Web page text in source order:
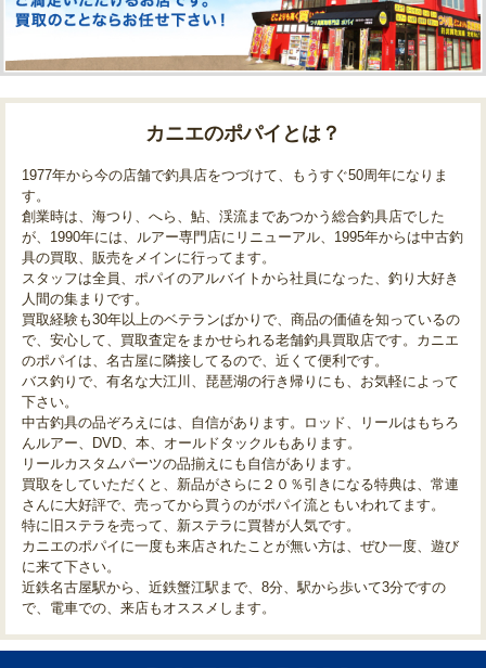
カニエのポパイとは？
1977年から今の店舗で釣具店をつづけて、もうすぐ50周年になりま
す。
創業時は、海つり、へら、鮎、渓流まであつかう総合釣具店でした
が、1990年には、ルアー専門店にリニューアル、1995年からは中古釣
具の買取、販売をメインに行ってます。
スタッフは全員、ポパイのアルバイトから社員になった、釣り大好き
人間の集まりです。
買取経験も30年以上のベテランばかりで、商品の価値を知っているの
で、安心して、買取査定をまかせられる老舗釣具買取店です。カニエ
のポパイは、名古屋に隣接してるので、近くて便利です。
バス釣りで、有名な大江川、琵琶湖の行き帰りにも、お気軽によって
下さい。
中古釣具の品ぞろえには、自信があります。ロッド、リールはもちろ
んルアー、DVD、本、オールドタックルもあります。
リールカスタムパーツの品揃えにも自信があります。
買取をしていただくと、新品がさらに２０％引きになる特典は、常連
さんに大好評で、売ってから買うのがポパイ流ともいわれてます。
特に旧ステラを売って、新ステラに買替が人気です。
カニエのポパイに一度も来店されたことが無い方は、ぜひ一度、遊び
に来て下さい。
近鉄名古屋駅から、近鉄蟹江駅まで、8分、駅から歩いて3分ですの
で、電車での、来店もオススメします。